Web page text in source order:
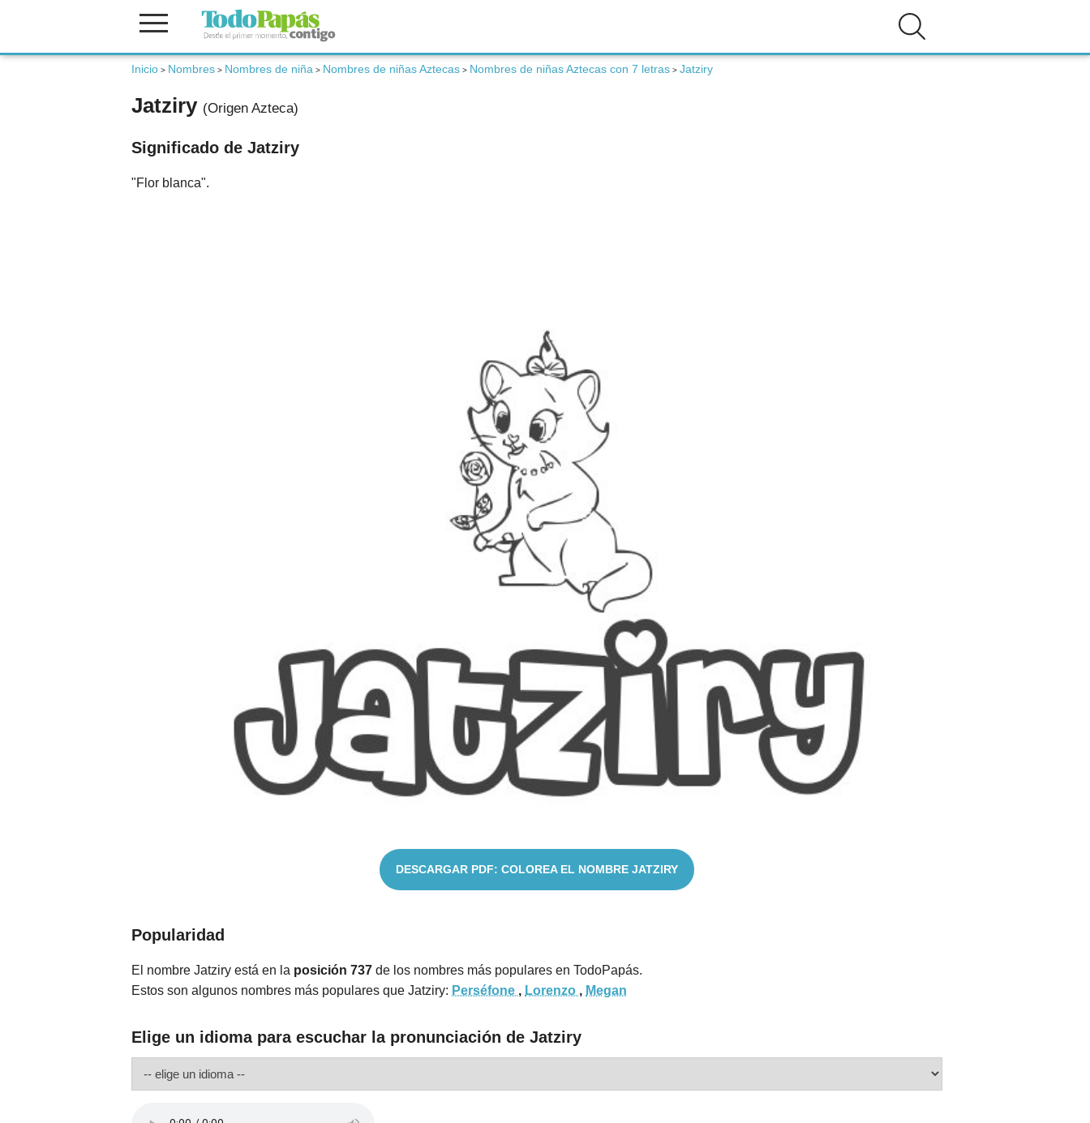
Inicio > Nombres > Nombres de niña > Nombres de niñas Aztecas > Nombres de niñas Aztecas con 7 letras > Jatziry
Jatziry (Origen Azteca)
Significado de Jatziry
"Flor blanca".
DESCARGAR PDF: COLOREA EL NOMBRE JATZIRY
Popularidad
El nombre Jatziry está en la posición 737 de los nombres más populares en TodoPapás.
Estos son algunos nombres más populares que Jatziry: Perséfone , Lorenzo , Megan
Elige un idioma para escuchar la pronunciación de Jatziry